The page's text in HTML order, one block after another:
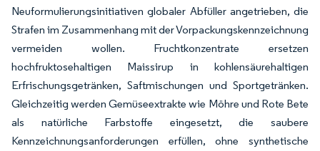
Neuformulierungsinitiativen globaler Abfüller angetrieben, die
Strafen im Zusammenhang mit der Vorpackungskennzeichnung
vermeiden wollen. Fruchtkonzentrate ersetzen
hochfruktosehaltigen Maissirup in kohlensäurehaltigen
Erfrischungsgetränken, Saftmischungen und Sportgetränken.
Gleichzeitig werden Gemüseextrakte wie Möhre und Rote Bete
als natürliche Farbstoffe eingesetzt, die saubere
Kennzeichnungsanforderungen erfüllen, ohne synthetische